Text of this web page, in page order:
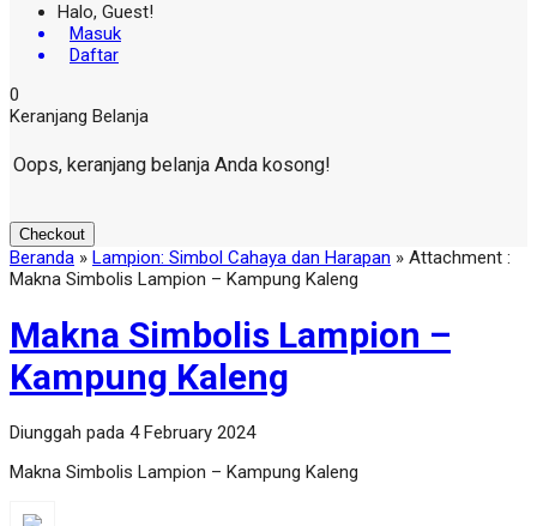
Halo, Guest!
Masuk
Daftar
0
Keranjang Belanja
Oops, keranjang belanja Anda kosong!
Checkout
Beranda » Lampion: Simbol Cahaya dan Harapan » Attachment :
Makna Simbolis Lampion – Kampung Kaleng
Makna Simbolis Lampion –
Kampung Kaleng
Diunggah pada 4 February 2024
Makna Simbolis Lampion – Kampung Kaleng